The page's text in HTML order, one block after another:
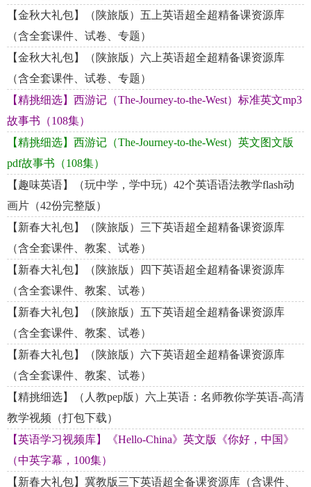
【金秋大礼包】（陕旅版）五上英语超全超精备课资源库
（含全套课件、试卷、专题）
【金秋大礼包】（陕旅版）六上英语超全超精备课资源库
（含全套课件、试卷、专题）
【精挑细选】西游记（The-Journey-to-the-West）标准英文mp3
故事书（108集）
【精挑细选】西游记（The-Journey-to-the-West）英文图文版
pdf故事书（108集）
【趣味英语】（玩中学，学中玩）42个英语语法教学flash动
画片（42份完整版）
【新春大礼包】（陕旅版）三下英语超全超精备课资源库
（含全套课件、教案、试卷）
【新春大礼包】（陕旅版）四下英语超全超精备课资源库
（含全套课件、教案、试卷）
【新春大礼包】（陕旅版）五下英语超全超精备课资源库
（含全套课件、教案、试卷）
【新春大礼包】（陕旅版）六下英语超全超精备课资源库
（含全套课件、教案、试卷）
【精挑细选】（人教pep版）六上英语：名师教你学英语-高清
教学视频（打包下载）
【英语学习视频库】《Hello-China》英文版《你好，中国》
（中英字幕，100集）
【新春大礼包】冀教版三下英语超全备课资源库（含课件、